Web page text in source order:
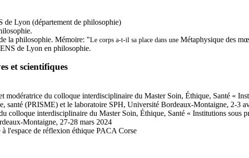
de Lyon (département de philosophie)
la philosophie. Mémoire: "Le corps a-t-il sa place dans une Métaphysique des
de Lyon en philosophie.
et scientifiques
modératrice du colloque interdisciplinaire du Master Soin, Éthique, Santé «
santé (PRISME) et le laboratoire SPH, Université Bordeaux-Montaigne, 2-3
colloque interdisciplinaire du Master Soin, Éthique, Santé « Institutions sous
Montaigne, 27-28 mars 2024
à l'espace de réflexion éthique PACA Corse